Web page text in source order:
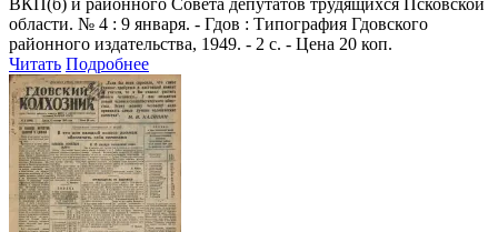
области. № 4 : 9 января. - Гдов : Типография Гдовского
районного издательства, 1949. - 2 с. - Цена 20 коп.
Читать Подробнее